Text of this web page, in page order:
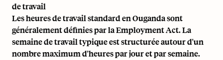
de travail
Les heures de travail standard en Ouganda sont
généralement définies par la Employment Act. La
semaine de travail typique est structurée autour d'un
nombre maximum d'heures par jour et par semaine.